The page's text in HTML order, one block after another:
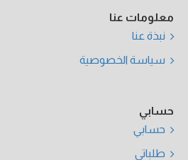
معلومات عنا
نبذة عنا
سياسة الخصوصية
حسابي
حسابي
طلباتي